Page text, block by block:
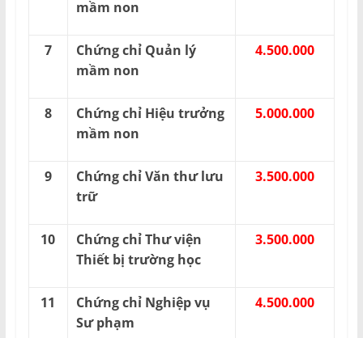
mầm non
7
Chứng chỉ Quản lý
mầm non
4.500.000
8
Chứng chỉ Hiệu trưởng
mầm non
5.000.000
9
Chứng chỉ Văn thư lưu
trữ
3.500.000
10
Chứng chỉ Thư viện
Thiết bị trường học
3.500.000
11
Chứng chỉ Nghiệp vụ
Sư phạm
4.500.000